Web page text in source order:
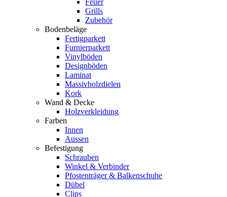
Grills
Zubehör
Bodenbeläge
Fertigparkett
Furnierparkett
Vinylböden
Designböden
Laminat
Massivholzdielen
Kork
Wand & Decke
Holzverkleidung
Farben
Innen
Aussen
Befestigung
Schrauben
Winkel & Verbinder
Pfostenträger & Balkenschuhe
Dübel
Clips